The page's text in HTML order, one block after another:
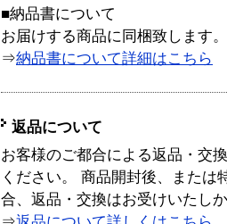
■納品書について
お届けする商品に同梱致します。
⇒納品書について詳細はこちら
返品について
お客様のご都合による返品・交
ください。 商品開封後、または
合、返品・交換はお受けいたし